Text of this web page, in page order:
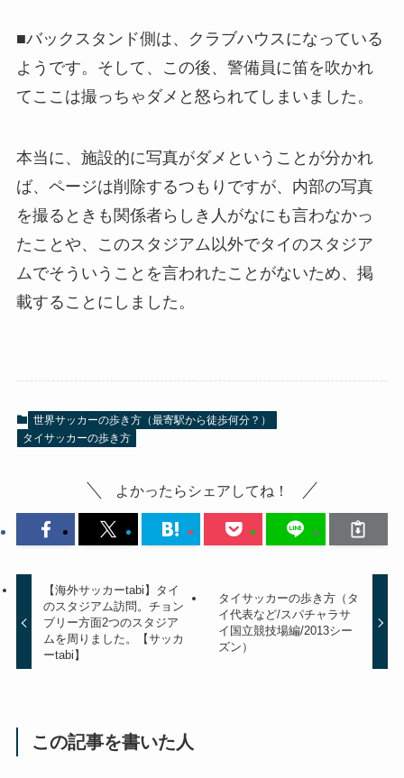
■バックスタンド側は、クラブハウスになっている
ようです。そして、この後、警備員に笛を吹かれ
てここは撮っちゃダメと怒られてしまいました。
本当に、施設的に写真がダメということが分かれ
ば、ページは削除するつもりですが、内部の写真
を撮るときも関係者らしき人がなにも言わなかっ
たことや、このスタジアム以外でタイのスタジア
ムでそういうことを言われたことがないため、掲
載することにしました。
世界サッカーの歩き方（最寄駅から徒歩何分？）
タイサッカーの歩き方
よかったらシェアしてね！
【海外サッカーtabi】タイ
のスタジアム訪問。チョン
ブリー方面2つのスタジア
ムを周りました。【サッカ
ーtabi】
タイサッカーの歩き方（タ
イ代表など/スパチャラサ
イ国立競技場編/2013シー
ズン）
この記事を書いた人